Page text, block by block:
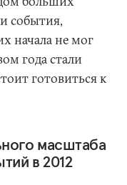
события,
начала не мог
года стали
готовиться к
масштаба
в 2012